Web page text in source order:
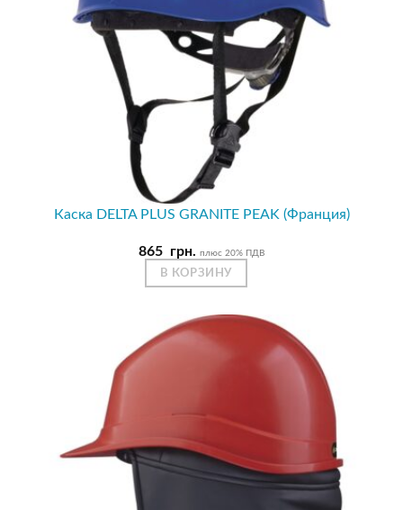
Каска DELTA PLUS GRANITE PEAK (Франция)
865 грн. плюс 20% ПДВ
В КОРЗИНУ